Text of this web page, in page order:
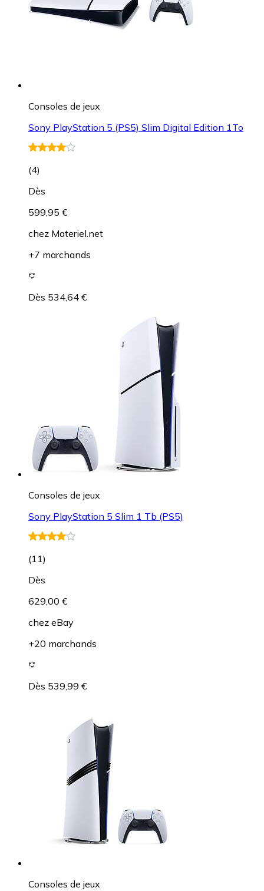
Consoles de jeux
Sony PlayStation 5 (PS5) Slim Digital Edition 1To
(4)
Dès
599,95 €
chez Materiel.net
+7 marchands
Dès 534,64 €
Consoles de jeux
Sony PlayStation 5 Slim 1 Tb (PS5)
(11)
Dès
629,00 €
chez eBay
+20 marchands
Dès 539,99 €
Consoles de jeux